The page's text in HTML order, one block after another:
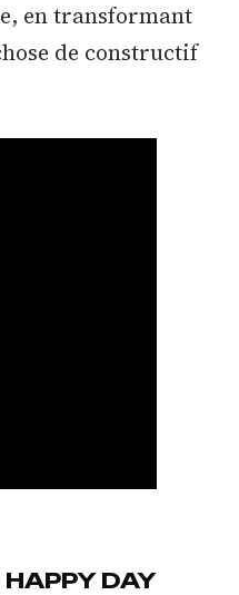
en transformant
de constructif
HAPPY DAY